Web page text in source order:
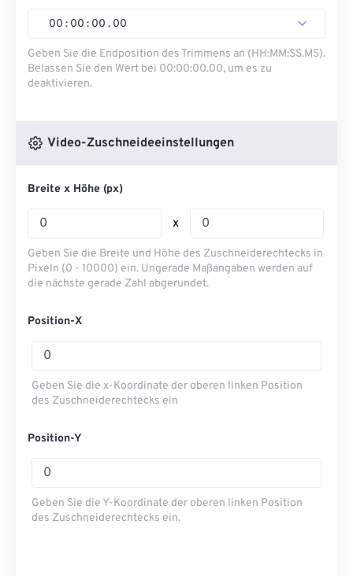
00 : 00 : 00 . 00
Geben Sie die Endposition des Trimmens an (HH:MM:SS.MS).
Belassen Sie den Wert bei 00:00:00.00, um es zu
deaktivieren.
Video-Zuschneideeinstellungen
Breite x Höhe (px)
x
Geben Sie die Breite und Höhe des Zuschneiderechtecks ​​in
Pixeln (0 - 10000) ein. Ungerade Maßangaben werden auf
die nächste gerade Zahl abgerundet.
Position-X
Geben Sie die x-Koordinate der oberen linken Position
des Zuschneiderechtecks ​​ein
Position-Y
Geben Sie die Y-Koordinate der oberen linken Position
des Zuschneiderechtecks ​​ein.